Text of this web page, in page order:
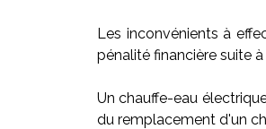
Les inconvénients à
pénalité financière suite à
Un chauffe-eau
du remplacement d'un